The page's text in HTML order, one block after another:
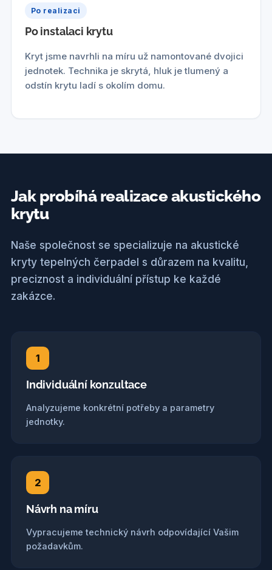
Po realizaci
Po instalaci krytu
Kryt jsme navrhli na míru už namontované dvojici
jednotek. Technika je skrytá, hluk je tlumený a
odstín krytu ladí s okolím domu.
Jak probíhá realizace akustického
krytu
Naše společnost se specializuje na akustické
kryty tepelných čerpadel s důrazem na kvalitu,
preciznost a individuální přístup ke každé
zakázce.
1
Individuální konzultace
Analyzujeme konkrétní potřeby a parametry
jednotky.
2
Návrh na míru
Vypracujeme technický návrh odpovídající Vašim
požadavkům.